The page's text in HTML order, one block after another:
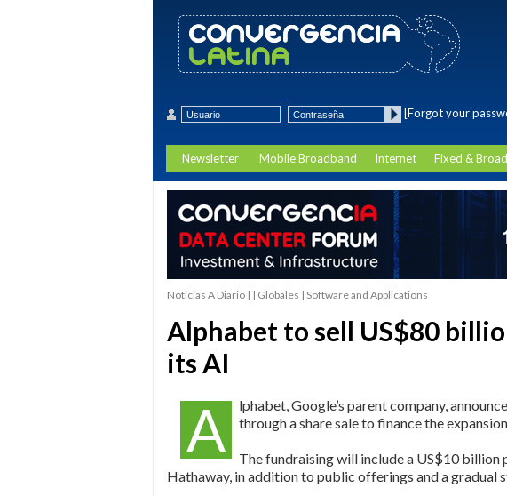
[Forgot your
Newsletter Mobile Broadband Internet Fixed &
Noticias A Diario | | Globales | Software and Applications
Alphabet to sell US$80
its AI
A
lphabet, Google’s parent company,
through a share sale to finance the
The fundraising will include a US$10
Hathaway, in addition to public offerings and a gradual